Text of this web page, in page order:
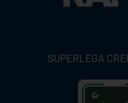
SUPERLEGA